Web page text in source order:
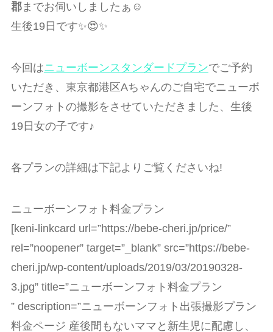
郡までお伺いしましたぁ☺️
生後19日です✨😍✨
今回はニューボーンスタンダードプランでご予約
いただき、東京都港区Aちゃんのご自宅でニューボ
ーンフォトの撮影をさせていただきました、生後
19日女の子です♪
各プランの詳細は下記よりご覧くださいね!
ニューボーンフォト料金プラン
[keni-linkcard url=”https://bebe-cheri.jp/price/”
rel=”noopener” target=”_blank” src=”https://bebe-
cheri.jp/wp-content/uploads/2019/03/20190328-
3.jpg” title=”ニューボーンフォト料金プラン
” description=”ニューボーンフォト出張撮影プラン
料金ページ 産後間もないママと新生児に配慮し、